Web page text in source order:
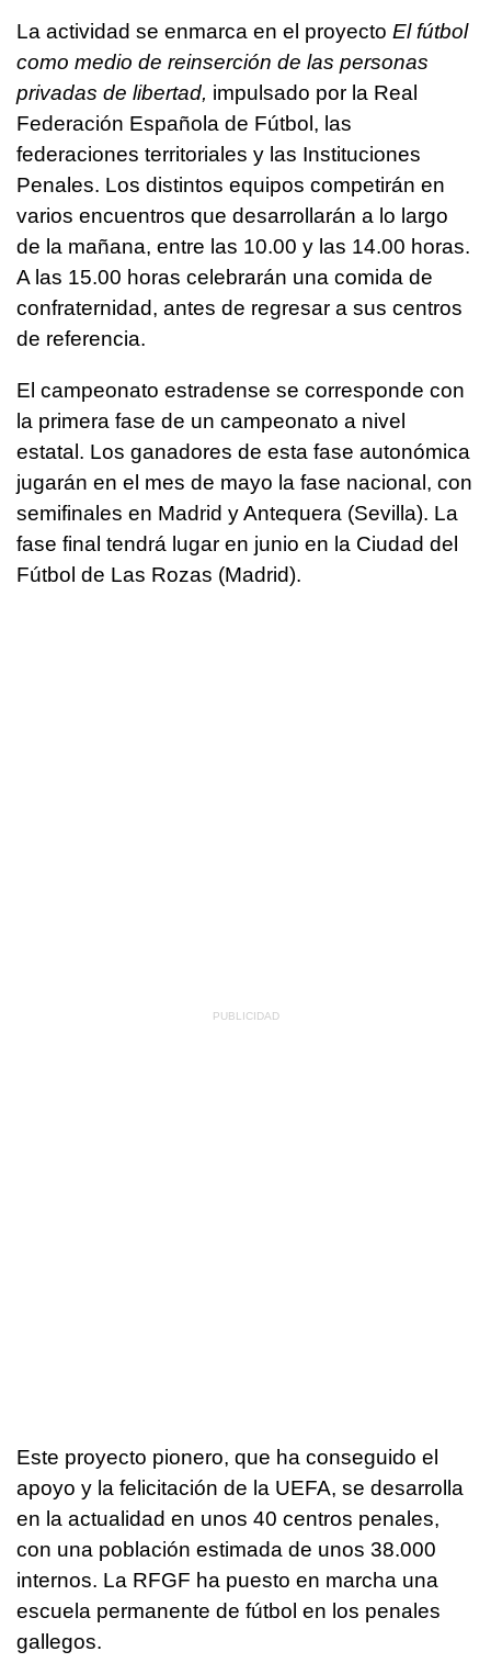
La actividad se enmarca en el proyecto El fútbol
como medio de reinserción de las personas
privadas de libertad, impulsado por la Real
Federación Española de Fútbol, las
federaciones territoriales y las Instituciones
Penales. Los distintos equipos competirán en
varios encuentros que desarrollarán a lo largo
de la mañana, entre las 10.00 y las 14.00 horas.
A las 15.00 horas celebrarán una comida de
confraternidad, antes de regresar a sus centros
de referencia.
El campeonato estradense se corresponde con
la primera fase de un campeonato a nivel
estatal. Los ganadores de esta fase autonómica
jugarán en el mes de mayo la fase nacional, con
semifinales en Madrid y Antequera (Sevilla). La
fase final tendrá lugar en junio en la Ciudad del
Fútbol de Las Rozas (Madrid).
Este proyecto pionero, que ha conseguido el
apoyo y la felicitación de la UEFA, se desarrolla
en la actualidad en unos 40 centros penales,
con una población estimada de unos 38.000
internos. La RFGF ha puesto en marcha una
escuela permanente de fútbol en los penales
gallegos.